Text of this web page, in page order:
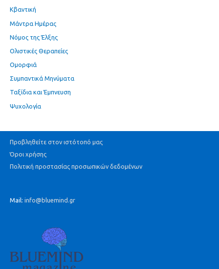
Κβαντική
Μάντρα Ημέρας
Νόμος της Έλξης
Ολιστικές Θεραπείες
Ομορφιά
Συμπαντικά Μηνύματα
Ταξίδια και Έμπνευση
Ψυχολογία
Προβληθείτε στον ιστότοπό μας
Όροι χρήσης
Πολιτική προστασίας προσωπικών δεδομένων
Mail: info@bluemind.gr